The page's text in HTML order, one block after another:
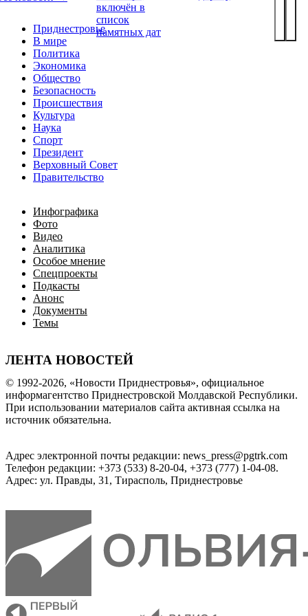
Приднестровье
В мире
Политика
Экономика
Общество
Безопасность
Происшествия
Культура
Наука
Спорт
Президент
Верховный Совет
Правительство
Инфографика
Фото
Видео
Аналитика
Особое мнение
Спецпроекты
Подкасты
Анонс
Документы
Темы
ЛЕНТА НОВОСТЕЙ
включён в
список
памятных дат
© 1992-2026, «Новости Приднестровья», официальное
информагентство Приднестровской Молдавской Республики.
При использовании материалов сайта активная ссылка на
источник обязательна.
Адрес электронной почты редакции: news_press@pgtrk.com
Телефон редакции: +373 (533) 8-20-04, +373 (777) 1-04-08.
Адрес: ул. Правды, 31, Тирасполь, Приднестровье